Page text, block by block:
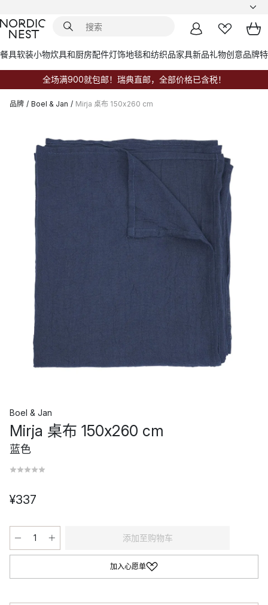
餐具软装小物炊具和厨房配件灯饰地毯和纺织品家具新品礼物创意品牌
全场满900就包邮！瑞典直邮，全部价格已含税！
品牌 / Boel & Jan / Mirja 桌布 150x260 cm
Boel & Jan
Mirja 桌布 150x260 cm
蓝色
¥337
添加至购物车
加入心愿单